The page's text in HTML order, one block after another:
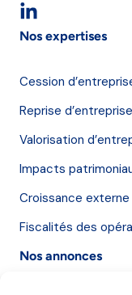
Nos expertises
Cession
Reprise d’entreprise
Valorisation
Impacts
Croissance externe
Fiscalités des
Nos annonces